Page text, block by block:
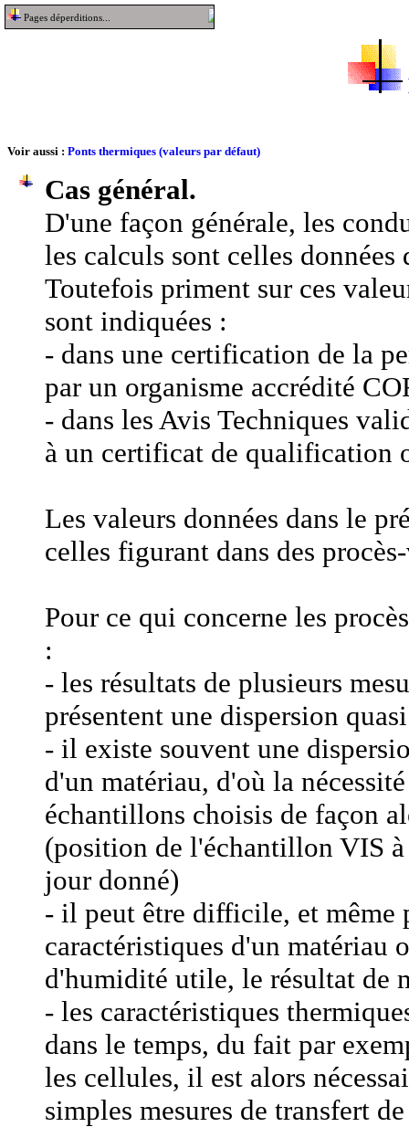
Pages déperditions...
Voir aussi : Ponts thermiques (valeurs par défaut)
Cas général.
D'une façon générale, les
les calculs sont celles données
Toutefois priment sur ces
sont indiquées :
- dans une certification de la
par un organisme accrédité
- dans les Avis Techniques
à un certificat de qualification
Les valeurs données dans le
celles figurant dans des
Pour ce qui concerne les
:
- les résultats de plusieurs
présentent une dispersion
- il existe souvent une
d'un matériau, d'où la
échantillons choisis de façon
(position de l'échantillon VIS
jour donné)
- il peut être difficile, et même
caractéristiques d'un matériau
d'humidité utile, le résultat de
- les caractéristiques
dans le temps, du fait par
les cellules, il est alors
simples mesures de transfert